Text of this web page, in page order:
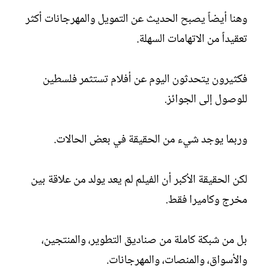
وهنا أيضاً يصبح الحديث عن التمويل والمهرجانات أكثر
تعقيداً من الاتهامات السهلة.
فكثيرون يتحدثون اليوم عن أفلام تستثمر فلسطين
للوصول إلى الجوائز.
وربما يوجد شيء من الحقيقة في بعض الحالات.
لكن الحقيقة الأكبر أن الفيلم لم يعد يولد من علاقة بين
مخرج وكاميرا فقط.
بل من شبكة كاملة من صناديق التطوير، والمنتجين،
والأسواق، والمنصات، والمهرجانات.